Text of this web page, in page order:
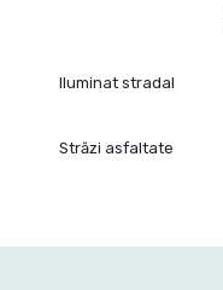
Iluminat stradal
Străzi asfaltate